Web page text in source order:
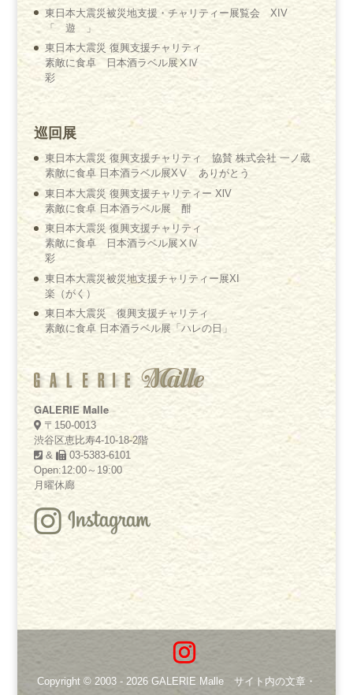
東日本大震災被災地支援・チャリティー展覧会 XIV
「 遊 」
東日本大震災 復興支援チャリティ
素敵に食卓 日本酒ラベル展ⅩⅣ
彩
巡回展
東日本大震災 復興支援チャリティ 協賛 株式会社 一ノ蔵
素敵に食卓 日本酒ラベル展XⅤ ありがとう
東日本大震災 復興支援チャリティー XlV
素敵に食卓 日本酒ラベル展 酣
東日本大震災 復興支援チャリティ
素敵に食卓 日本酒ラベル展ⅩⅣ
彩
東日本大震災被災地支援チャリティー展XI
楽（がく）
東日本大震災 復興支援チャリティ
素敵に食卓 日本酒ラベル展「ハレの日」
GALERIE Malle
〒150-0013
渋谷区恵比寿4-10-18-2階
&
03-5383-6101
Open:12:00～19:00
月曜休廊
Copyright © 2003 - 2026GALERIE Malle サイト内の文章・